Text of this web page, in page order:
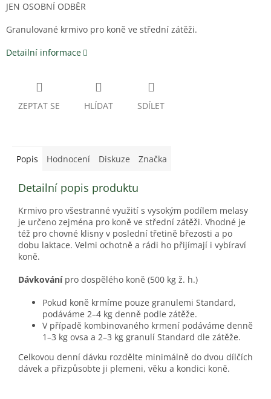
JEN OSOBNÍ ODBĚR
Granulované krmivo pro koně ve střední zátěži.
Detailní informace
ZEPTAT SE HLÍDAT SDÍLET
Popis Hodnocení Diskuze Značka
Detailní popis produktu
Krmivo pro všestranné využití s vysokým podílem melasy
je určeno zejména pro koně ve střední zátěži. Vhodné je
též pro chovné klisny v poslední třetině březosti a po
dobu laktace. Velmi ochotně a rádi ho přijímají i vybíraví
koně.
Dávkování pro dospělého koně (500 kg ž. h.)
Pokud koně krmíme pouze granulemi Standard,
podáváme 2–4 kg denně podle zátěže.
V případě kombinovaného krmení podáváme denně
1–3 kg ovsa a 2–3 kg granulí Standard dle zátěže.
Celkovou denní dávku rozdělte minimálně do dvou dílčích
dávek a přizpůsobte ji plemeni, věku a kondici koně.